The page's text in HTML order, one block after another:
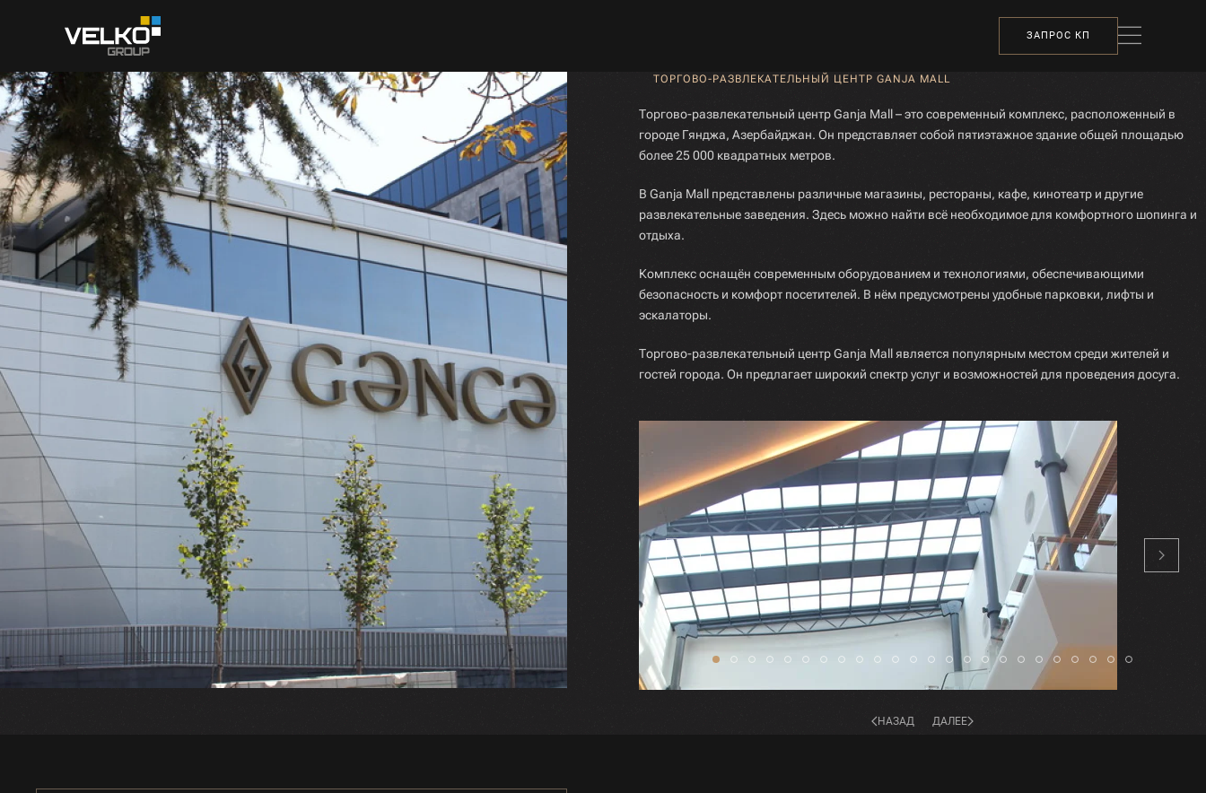
Skip to main content
ЗАПРОС КП
ТОРГОВО-РАЗВЛЕКАТЕЛЬНЫЙ ЦЕНТР GANJA MALL
Торгово-развлекательный центр Ganja Mall – это современный комплекс, расположенный в
городе Гянджа, Азербайджан. Он представляет собой пятиэтажное здание общей площадью
более 25 000 квадратных метров.
В Ganja Mall представлены различные магазины, рестораны, кафе, кинотеатр и другие
развлекательные заведения. Здесь можно найти всё необходимое для комфортного шопинга и
отдыха.
Комплекс оснащён современным оборудованием и технологиями, обеспечивающими
безопасность и комфорт посетителей. В нём предусмотрены удобные парковки, лифты и
эскалаторы.
Торгово-развлекательный центр Ganja Mall является популярным местом среди жителей и
гостей города. Он предлагает широкий спектр услуг и возможностей для проведения досуга.
НАЗАД ДАЛЕЕ